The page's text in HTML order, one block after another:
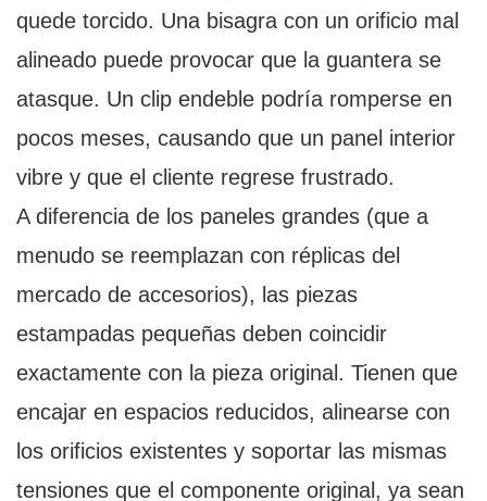
quede torcido. Una bisagra con un orificio mal
alineado puede provocar que la guantera se
atasque. Un clip endeble podría romperse en
pocos meses, causando que un panel interior
vibre y que el cliente regrese frustrado.
A diferencia de los paneles grandes (que a
menudo se reemplazan con réplicas del
mercado de accesorios), las piezas
estampadas pequeñas deben coincidir
exactamente con la pieza original. Tienen que
encajar en espacios reducidos, alinearse con
los orificios existentes y soportar las mismas
tensiones que el componente original, ya sean